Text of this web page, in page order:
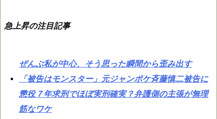
急上昇の注目記事
ぜんぶ私が中心、そう思った瞬間から歪み出す
「被告はモンスター」元ジャンポケ斉藤慎二被告に
懲役７年求刑でほぼ実刑確実？弁護側の主張が無理
筋なワケ